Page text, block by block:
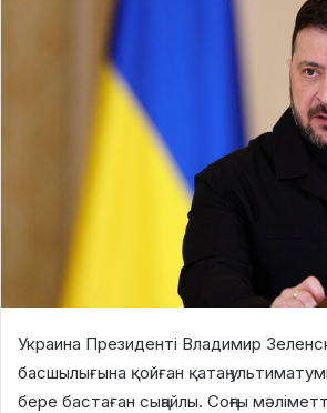
Украина Президенті Владимир
басшылығына қойған қатаң
бере бастаған сыңайлы. Соңғы